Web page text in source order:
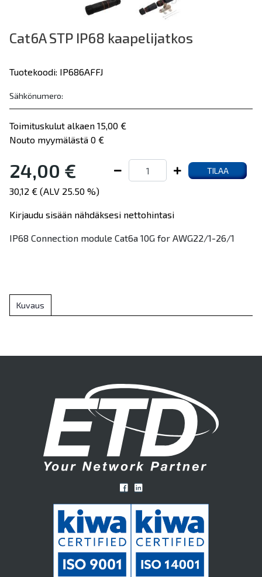
Cat6A STP IP68 kaapelijatkos
Tuotekoodi: IP686AFFJ
Sähkönumero:
Toimituskulut alkaen 15,00 €
Nouto myymälästä 0 €
24,00 € TILAA
30,12 € (ALV 25.50 %)
Kirjaudu sisään nähdäksesi nettohintasi
IP68 Connection module Cat6a 10G for AWG22/1-26/1
Kuvaus